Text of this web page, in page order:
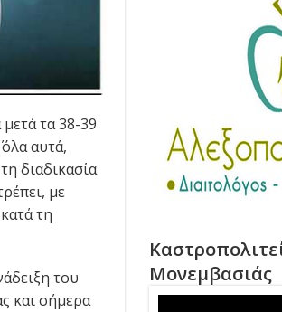
μετά τα 38-39
αυτά,
διαδικασία
με
τη
του
και σήμερα
Μονεμβασιάς